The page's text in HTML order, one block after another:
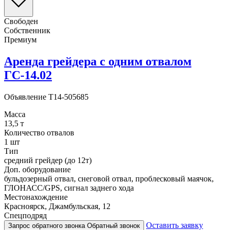
Свободен
Собственник
Премиум
Аренда грейдера с одним отвалом
ГС-14.02
Объявление T14-505685
Масса
13,5 т
Количество отвалов
1 шт
Тип
средний грейдер (до 12т)
Доп. оборудование
бульдозерный отвал, снеговой отвал, проблесковый маячок,
ГЛОНАСС/GPS, сигнал заднего хода
Местонахождение
Красноярск, Джамбульская, 12
Спецподряд
Запрос обратного звонка Обратный звонок Оставить заявку